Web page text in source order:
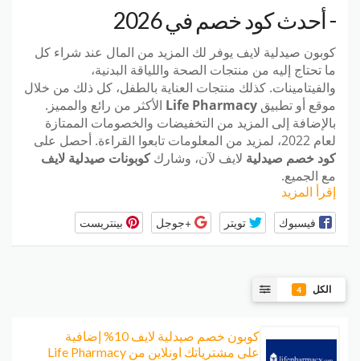
- أحدث كود خصم في 2026
كوبون صيدلية لايف يوفر لك المزيد من المال عند شراء كل
ما تحتاج إليه من منتجات الصحة واللياقة البدنية،
والفيتامينات. كذلك منتجات العناية بالطفل، كل ذلك من خلال
موقع أو تطبيق
الأكثر من رائع والمميز.
بالإضافة إلى المزيد من التخفيضات والخصومات الممتازة
لعام 2022، لمزيد من المعلومات تابعوا القراءة. أحصل على
كود خصم صيدلية لايف لآن، وشارككوبونات صيدلية لايف
مع الجميع.
إقرأ المزيد
فيسبوك تويتر +جوجل بينتريست
الكل 4
كوبون خصم صيدلية لايف 10% إضافية
على مشترياتك اونلاين من Life Pharmacy